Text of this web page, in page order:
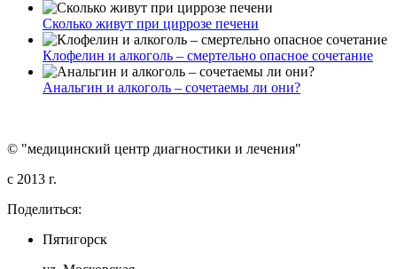
Сколько живут при циррозе печени
Клофелин и алкоголь – смертельно опасное сочетание
Анальгин и алкоголь – сочетаемы ли они?
© "медицинский центр диагностики и лечения"
c 2013 г.
Поделиться:
Пятигорск